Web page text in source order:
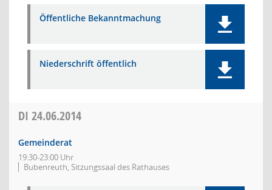
Öffentliche Bekanntmachung
Niederschrift öffentlich
DI 24.06.2014
Gemeinderat
19:30-23:00 Uhr
Bubenreuth, Sitzungssaal des Rathauses